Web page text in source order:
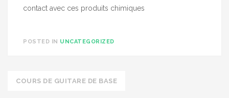
contact avec ces produits chimiques
POSTED IN UNCATEGORIZED
Post
COURS DE GUITARE DE BASE